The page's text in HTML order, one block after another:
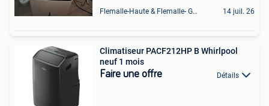
Flemalle-Haute & Flemalle- Grande & Partie Awirs 14 juil. 26
Climatiseur PACF212HP B Whirlpool
neuf 1 mois
Faire une offre Détails